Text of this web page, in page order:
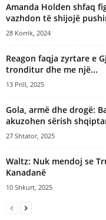
Amanda Holden shfaq
vazhdon të shijojë
28 Korrik, 2024
Reagon faqja zyrtare e
tronditur dhe me një...
13 Prill, 2025
Gola, armë dhe drogë:
akuzohen sërish
27 Shtator, 2025
Waltz: Nuk mendoj se
Kanadanë
10 Shkurt, 2025